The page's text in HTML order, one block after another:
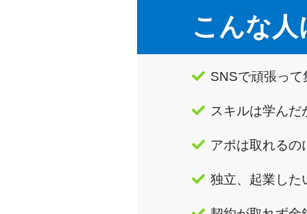
こんな
SNSで頑張っ
スキルは学んだ
アポは取れるの
独立、起業した